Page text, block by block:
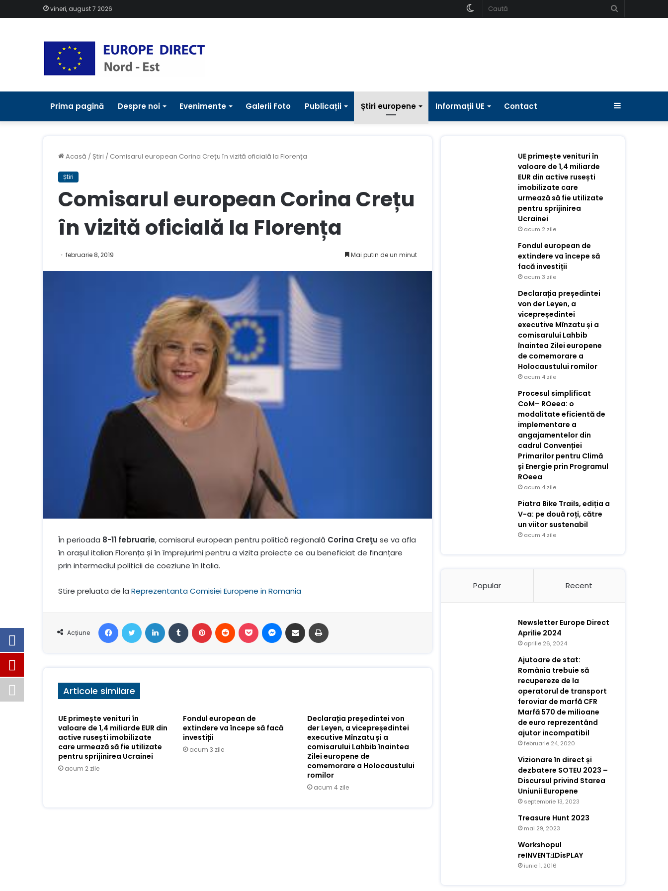
vineri, august 7 2026
Schimbați
Prima pagină Despre noi Evenimente Galerii Foto Publicații Știri europene Informații UE Contact Bara
Acasă / Știri / Comisarul european Corina Crețu în vizită oficială la Florența
Știri
Comisarul european Corina Crețu
în vizită oficială la Florența
februarie 8, 2019 Mai putin de un minut
În perioada 8-11 februarie, comisarul european pentru politică regională Corina Creţu se va afla
în orașul italian Florența și în împrejurimi pentru a vizita proiecte ce au beneficiat de finanțare
prin intermediul politicii de coeziune în Italia.
Stire preluata de la Reprezentanta Comisiei Europene in Romania
Acțiune
FacebookStare de nervozitateLinkedIn Tumblr Pinterest Reddit Buzunar Mesager Distribuie prin e-mail
Articole similare
UE primește venituri în
valoare de 1,4 miliarde EUR din
active rusești imobilizate
care urmează să fie utilizate
pentru sprijinirea Ucrainei
acum 2 zile
Fondul european de
extindere va începe să facă
investiții
acum 3 zile
Declarația președintei von
der Leyen, a vicepreședintei
executive Mînzatu și a
comisarului Lahbib înaintea
Zilei europene de
comemorare a Holocaustului
romilor
acum 4 zile
UE primește venituri în
valoare de 1,4 miliarde
EUR din active rusești
imobilizate care
urmează să fie utilizate
pentru sprijinirea
Ucrainei
acum 2 zile
Fondul european de
extindere va începe să
facă investiții
acum 3 zile
Declarația președintei
von der Leyen, a
vicepreședintei
executive Mînzatu și a
comisarului Lahbib
înaintea Zilei europene
de comemorare a
Holocaustului romilor
acum 4 zile
Procesul simplificat
CoM– ROeea: o
modalitate eficientă de
implementare a
angajamentelor din
cadrul Convenției
Primarilor pentru Climă
și Energie prin Programul
ROeea
acum 4 zile
Piatra Bike Trails, ediția a
V-a: pe două roți, către
un viitor sustenabil
acum 4 zile
Popular Recent
Newsletter Europe Direct
Aprilie 2024
aprilie 26, 2024
Ajutoare de stat:
România trebuie să
recupereze de la
operatorul de transport
feroviar de marfă CFR
Marfă 570 de milioane
de euro reprezentând
ajutor incompatibil
februarie 24, 2020
Vizionare în direct și
dezbatere SOTEU 2023 –
Discursul privind Starea
Uniunii Europene
septembrie 13, 2023
Treasure Hunt 2023
mai 29, 2023
Workshopul
reINVENTƎDisPLAY
iunie 1, 2016